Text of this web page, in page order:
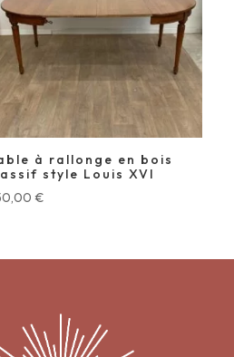
à rallonge en bois
style Louis XVI
€